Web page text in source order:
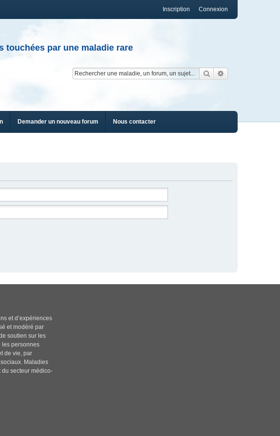
Connexion
Inscription
touchées par une maladie rare
Rechercher
Demander un nouveau forum Nous contacter
et d’expériences
et modéré par
soutien sur les
les personnes
de vie, par
Maladies
du secteur médico-